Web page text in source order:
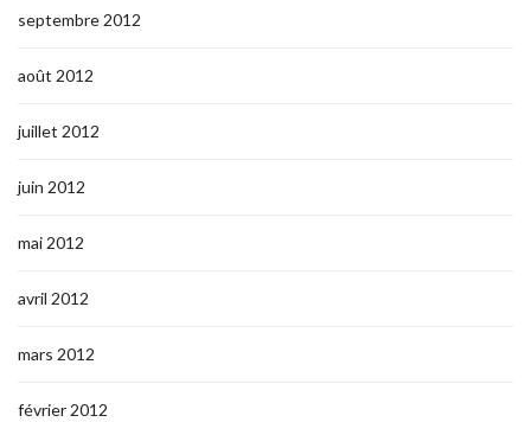
septembre 2012
août 2012
juillet 2012
juin 2012
mai 2012
avril 2012
mars 2012
février 2012